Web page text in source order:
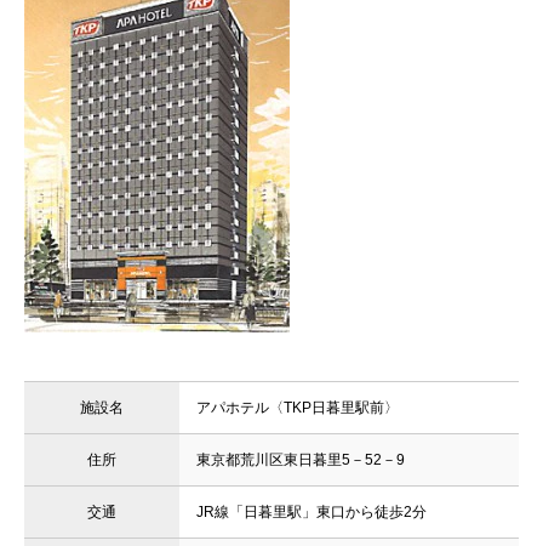
施設名 アパホテル〈TKP日暮里駅前〉
住所 東京都荒川区東日暮里5－52－9
交通 JR線「日暮里駅」東口から徒歩2分